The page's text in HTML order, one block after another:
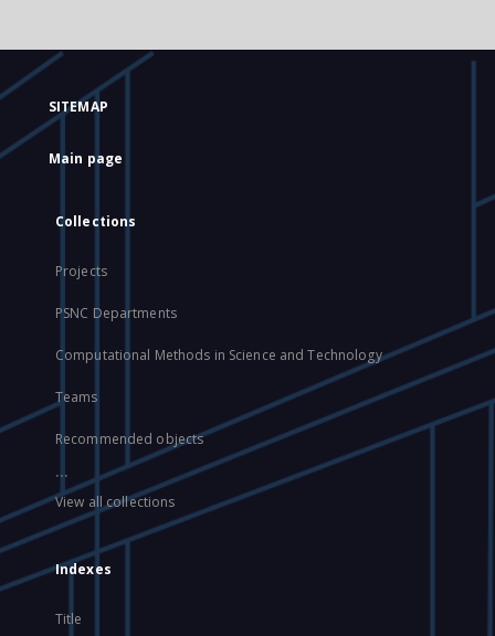
SITEMAP
Main page
Collections
Projects
PSNC Departments
Computational Methods in Science and Technology
Teams
Recommended objects
...
View all collections
Indexes
Title